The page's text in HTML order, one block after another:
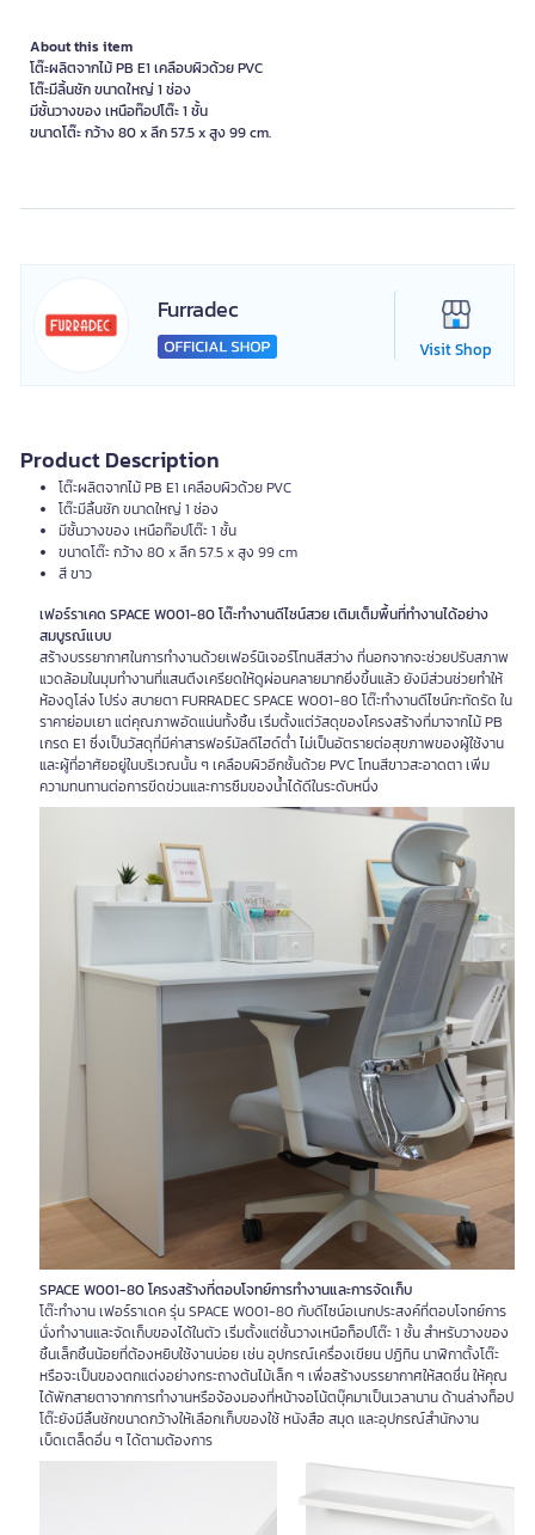
About this item
โต๊ะผลิตจากไม้ PB E1 เคลือบผิวด้วย PVC
โต๊ะมีลิ้นชัก ขนาดใหญ่ 1 ช่อง
มีชั้นวางของ เหนือท๊อปโต๊ะ 1 ชั้น
ขนาดโต๊ะ กว้าง 80 x ลึก 57.5 x สูง 99 cm.
Furradec
Visit Shop
Product Description
โต๊ะผลิตจากไม้ PB E1 เคลือบผิวด้วย PVC
โต๊ะมีลิ้นชัก ขนาดใหญ่ 1 ช่อง
มีชั้นวางของ เหนือท๊อปโต๊ะ 1 ชั้น
ขนาดโต๊ะ กว้าง 80 x ลึก 57.5 x สูง 99 cm
สี ขาว
เฟอร์ราเคด SPACE W001-80โต๊ะทำงานดีไซน์สวยเติมเต็มพื้นที่ทำงานได้อย่าง
สมบูรณ์แบบ
สร้างบรรยากาศในการทำงานด้วยเฟอร์นิเจอร์โทนสีสว่าง ที่นอกจากจะช่วยปรับสภาพ
แวดล้อมในมุมทำงานที่แสนตึงเครียดให้ดูผ่อนคลายมากยิ่งขึ้นแล้ว ยังมีส่วนช่วยทำให้
ห้องดูโล่ง โปร่ง สบายตา FURRADEC SPACE W001-80 โต๊ะทำงานดีไซน์กะทัดรัด ใน
ราคาย่อมเยา แต่คุณภาพอัดแน่นทั้งชิ้น เริ่มตั้งแต่วัสดุของโครงสร้างที่มาจากไม้ PB
เกรด E1 ซึ่งเป็นวัสดุที่มีค่าสารฟอร์มัลดีไฮด์ต่ำ ไม่เป็นอัตรายต่อสุขภาพของผู้ใช้งาน
และผู้ที่อาศัยอยู่ในบริเวณนั้น ๆ เคลือบผิวอีกชั้นด้วย PVC โทนสีขาวสะอาดตา เพิ่ม
ความทนทานต่อการขีดข่วนและการซึมของน้ำได้ดีในระดับหนึ่ง
SPACE W001-80โครงสร้างที่ตอบโจทย์การทำงานและการจัดเก็บ
โต๊ะทำงาน เฟอร์ราเดค รุ่น SPACE W001-80 กับดีไซน์อเนกประสงค์ที่ตอบโจทย์การ
นั่งทำงานและจัดเก็บของได้ในตัว เริ่มตั้งแต่ชั้นวางเหนือท็อปโต๊ะ 1 ชั้น สำหรับวางของ
ชิ้นเล็กชิ้นน้อยที่ต้องหยิบใช้งานบ่อย เช่น อุปกรณ์เครื่องเขียน ปฏิทิน นาฬิกาตั้งโต๊ะ
หรือจะเป็นของตกแต่งอย่างกระถางต้นไม้เล็ก ๆ เพื่อสร้างบรรยากาศให้สดชื่น ให้คุณ
ได้พักสายตาจากการทำงานหรือจ้องมองที่หน้าจอโน้ตบุ๊คมาเป็นเวลานาน ด้านล่างท็อป
โต๊ะยังมีลิ้นชักขนาดกว้างให้เลือกเก็บของใช้ หนังสือ สมุด และอุปกรณ์สำนักงาน
เบ็ดเตล็ดอื่น ๆ ได้ตามต้องการ